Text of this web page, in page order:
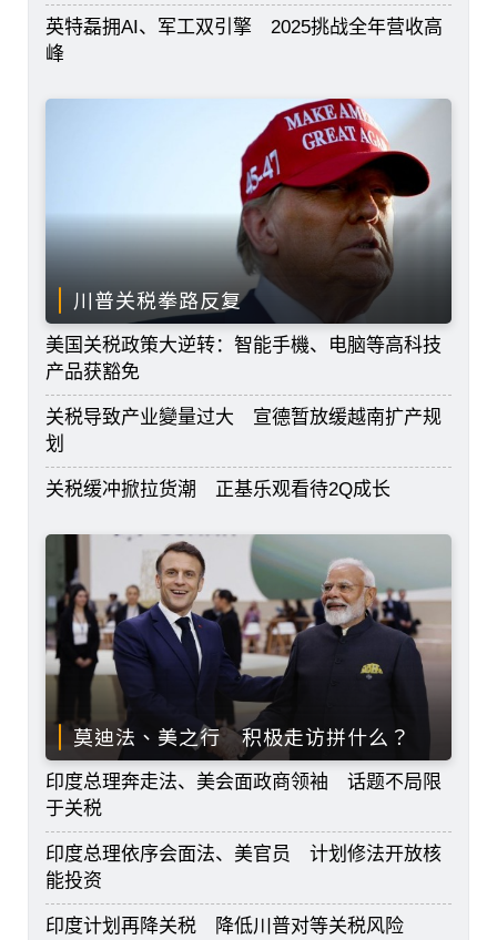
英特磊拥AI、军工双引擎 2025挑战全年营收高
峰
川普关税拳路反复
美国关税政策大逆转：智能手機、电脑等高科技
产品获豁免
关税导致产业變量过大 宣德暂放缓越南扩产规
划
关税缓冲掀拉货潮 正基乐观看待2Q成长
莫迪法、美之行 积极走访拼什么？
印度总理奔走法、美会面政商领袖 话题不局限
于关税
印度总理依序会面法、美官员 计划修法开放核
能投资
印度计划再降关税 降低川普对等关税风险